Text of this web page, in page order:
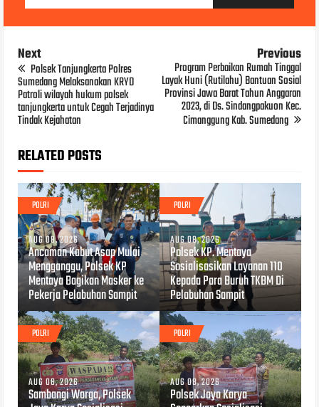
Next
Polsek Tanjungkerta Polres
Sumedang Melaksanakan KRYD
Patroli wilayah hukum polsek
tanjungkerta untuk Cegah Terjadinya
Tindak Kejahatan
Previous
Program Perbaikan Rumah Tinggal
Layak Huni (Rutilahu) Bantuan Sosial
Provinsi Jawa Barat Tahun Anggaran
2023, di Ds. Sindangpakuon Kec.
Cimanggung Kab. Sumedang
RELATED POSTS
POLRI
AUG 08, 2026
Ancaman Kabut Asap Mulai
Mengganggu, Polsek KP
Mentaya Bagikan Masker ke
Pekerja Pelabuhan Sampit
POLRI
AUG 08, 2026
Polsek KP. Mentaya
Sosialisasikan Layanan 110
Kepada Para Buruh TKBM Di
Pelabuhan Sampit
POLRI
AUG 08, 2026
Sambangi Warga, Polsek
POLRI
AUG 08, 2026
Polsek Jaya Karya